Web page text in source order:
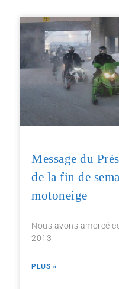
Message du
de la fin de
motoneige
Nous avons amorcé
2013
PLUS »